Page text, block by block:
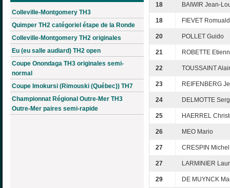
Colleville-Montgomery TH3
Quimper TH2 catégoriel étape de la Ronde
Colleville-Montgomery TH2 originales
Eu (eu salle audiard) TH2 open
Coupe Onondaga TH3 originales semi-
normal
Coupe Imokursi (Rimouski (Québec)) TH7
Championnat Régional Outre-Mer TH3
Outre-Mer paires semi-rapide
18 BAIWIR Jean-
18 FIEVET Romuald
20 POLLET Guido
21 ROBETTE
22 TOUSSAINT
23 REIFENBERG
24 DELMOTTE
25 HAERREL
26 MEO Mario
27 CRESPIN Michel
27 LARMINIER
29 DE MUYNCK